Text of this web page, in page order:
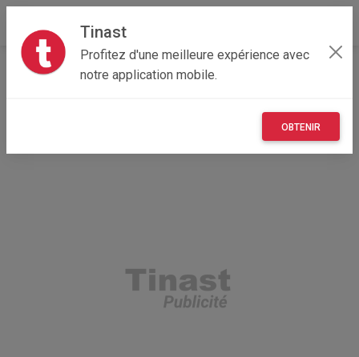
Tinast
Profitez d'une meilleure expérience avec
notre application mobile.
OBTENIR
Accueil Maisons et enfants
Île-de-France